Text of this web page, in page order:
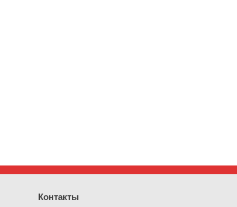
Контакты